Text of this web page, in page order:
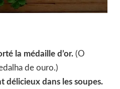
la médaille d’or.(O
de ouro.)
délicieux dans les soupes.